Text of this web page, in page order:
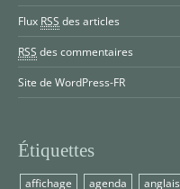
Flux RSS des articles
RSS des commentaires
Site de WordPress-FR
Étiquettes
affichage agenda anglais